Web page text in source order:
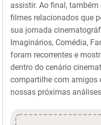
assistir. Ao final,
filmes relacionados que
sua jornada
Imaginários, Comédia,
foram recorrentes e
dentro do cenário
compartilhe com amigos
nossas próximas